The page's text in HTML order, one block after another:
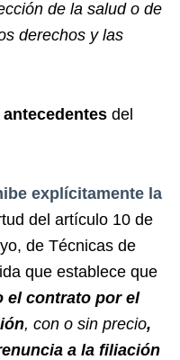
de la salud o de
derechos y las
antecedentes del
explícitamente la
del artículo 10 de
de Técnicas de
que establece que
el contrato por el
, con o sin precio,
a la filiación